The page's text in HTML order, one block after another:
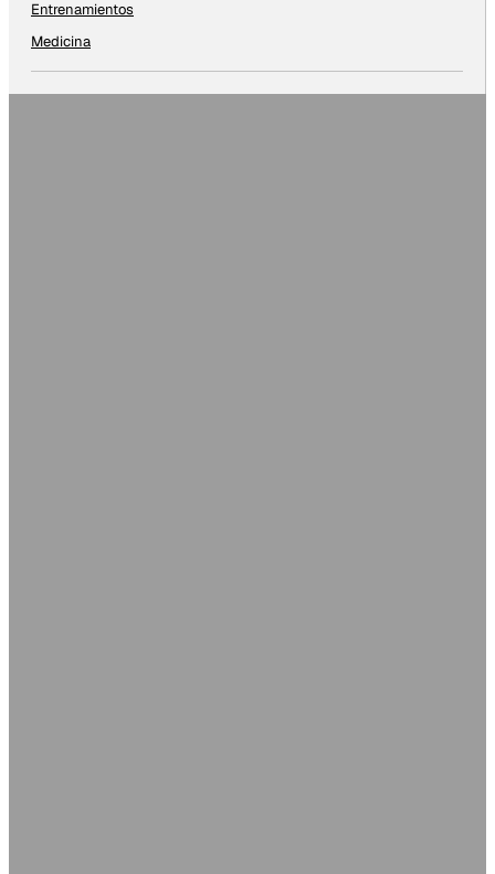
Entrenamientos
Medicina